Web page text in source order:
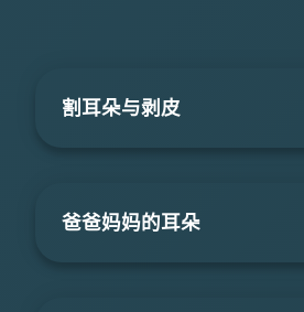
割耳朵与剥皮
爸爸妈妈的耳朵